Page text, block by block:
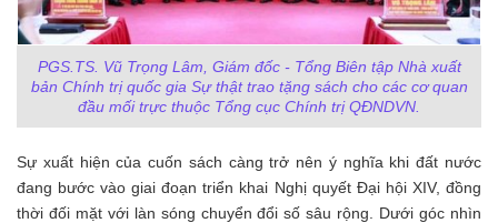
PGS.TS. Vũ Trọng Lâm, Giám đốc - Tổng Biên tập Nhà xuất
bản Chính trị quốc gia Sự thật trao tặng sách cho các cơ quan
đầu mối trực thuộc Tổng cục Chính trị QĐNDVN.
Sự xuất hiện của cuốn sách càng trở nên ý nghĩa khi đất nước
đang bước vào giai đoạn triển khai Nghị quyết Đại hội XIV, đồng
thời đối mặt với làn sóng chuyển đổi số sâu rộng. Dưới góc nhìn